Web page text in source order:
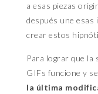
a esas piezas
después une esas
crear estos
Para lograr que la
GIFs funcione y
la última